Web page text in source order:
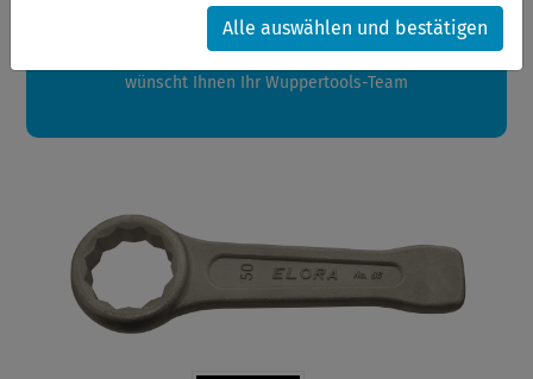
Ihre Bestellungen in diesem Zeitraum werden ab dem
24.08.2026 verschickt.
wünscht Ihnen Ihr Wuppertools-Team
Alle auswählen und bestätigen